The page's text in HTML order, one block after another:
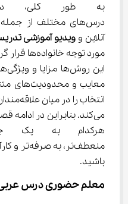
آنلاین و ویدیو آموزشی
مورد توجه
معایب و
می‌کند. بنابراین در ادامه
منعطف‌تر،
باشید.
معلم حضوری درس عربی